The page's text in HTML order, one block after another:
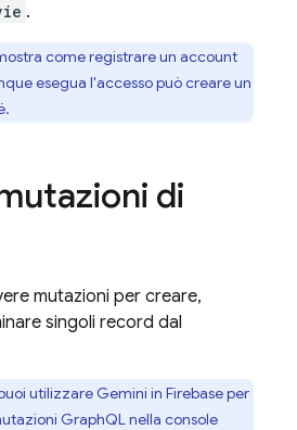
.
come registrare un account
esegua l'accesso può creare un
di
mutazioni per creare,
singoli record dal
utilizzare Gemini inFirebaseper
GraphQL nella console